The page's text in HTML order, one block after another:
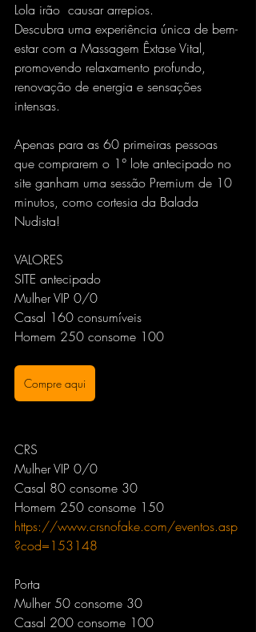
Lola irão  causar arrepios.
Descubra uma experiência única de bem-
estar com a Massagem Êxtase Vital,
promovendo relaxamento profundo,
renovação de energia e sensações
intensas.
Apenas para as 60 primeiras pessoas
que comprarem o 1° lote antecipado no
site ganham uma sessão Premium de 10
minutos, como cortesia da Balada
Nudista!
VALORES
SITE antecipado
Mulher VIP 0/0
Casal 160 consumíveis
Homem 250 consome 100
Compre aqui
CRS
Mulher VIP 0/0
Casal 80 consome 30
Homem 250 consome 150
https://www.crsnofake.com/eventos.asp
?cod=153148
Porta
Mulher 50 consome 30
Casal 200 consome 100